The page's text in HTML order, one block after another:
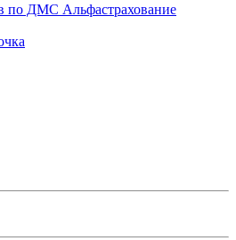
по ДМС Альфастрахование